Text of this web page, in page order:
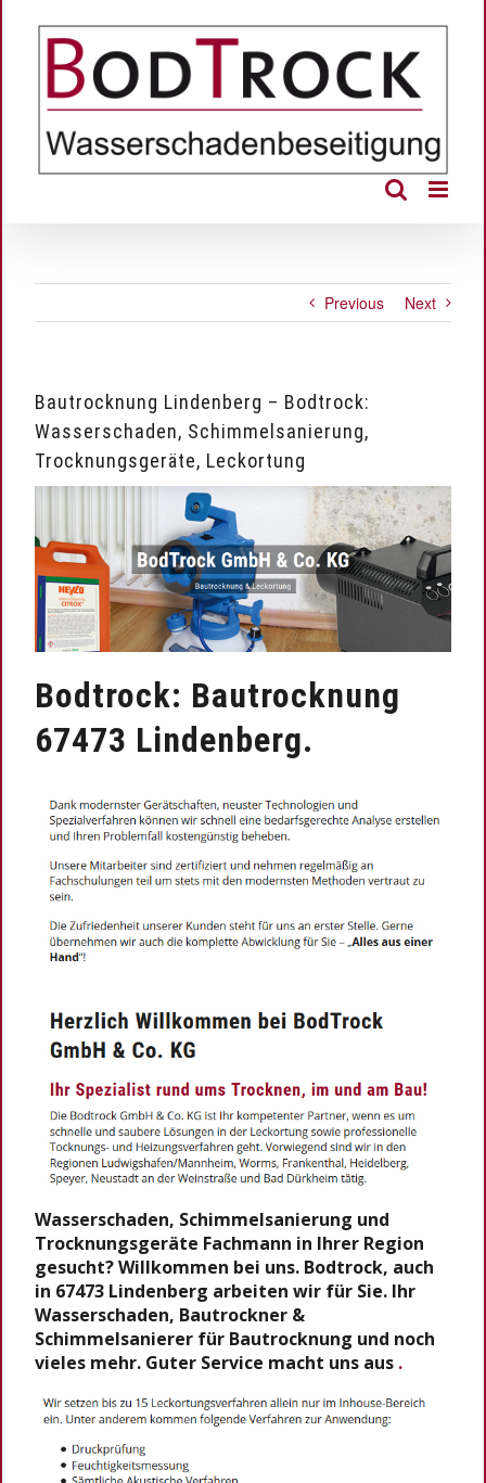
Previous Next
Bautrocknung Lindenberg – Bodtrock:
Wasserschaden, Schimmelsanierung,
Trocknungsgeräte, Leckortung
Bodtrock: Bautrocknung
67473 Lindenberg.
Wasserschaden, Schimmelsanierung und
Trocknungsgeräte Fachmann in Ihrer Region
gesucht? Willkommen bei uns. Bodtrock, auch
in 67473 Lindenberg arbeiten wir für Sie. Ihr
Wasserschaden, Bautrockner &
Schimmelsanierer für Bautrocknung und noch
vieles mehr. Guter Service macht uns aus .